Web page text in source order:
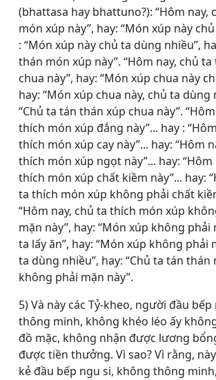
(bhattasa hay bhattuno?): “Hôm nay,
món xúp này”, hay: “Món xúp này
: “Món xúp này chủ ta dùng nhiều”,
thán món xúp này”. “Hôm nay, chủ
chua này”, hay: “Món xúp chua này
hay: “Món xúp chua này, chủ ta dùng
“Chủ ta tán thán xúp chua này”.
thích món xúp đắng này”... hay :
thích món xúp cay này”... hay: “Hôm
thích món xúp ngọt này”... hay: “Hôm
thích món xúp chất kiềm này”... hay:
ta thích món xúp không phải chất
“Hôm nay, chủ ta thích món xúp
mặn này”, hay: “Món xúp không phải
ta lấy ăn”, hay: “Món xúp không phải
ta dùng nhiều”, hay: “Chủ ta tán thán
không phải mặn này”.
5) Và này các Tỷ-kheo, người đầu
thông minh, không khéo léo ấy
đồ mặc, không nhận được lương
được tiền thưởng. Vì sao? Vì rằng,
kẻ đầu bếp ngu si, không thông